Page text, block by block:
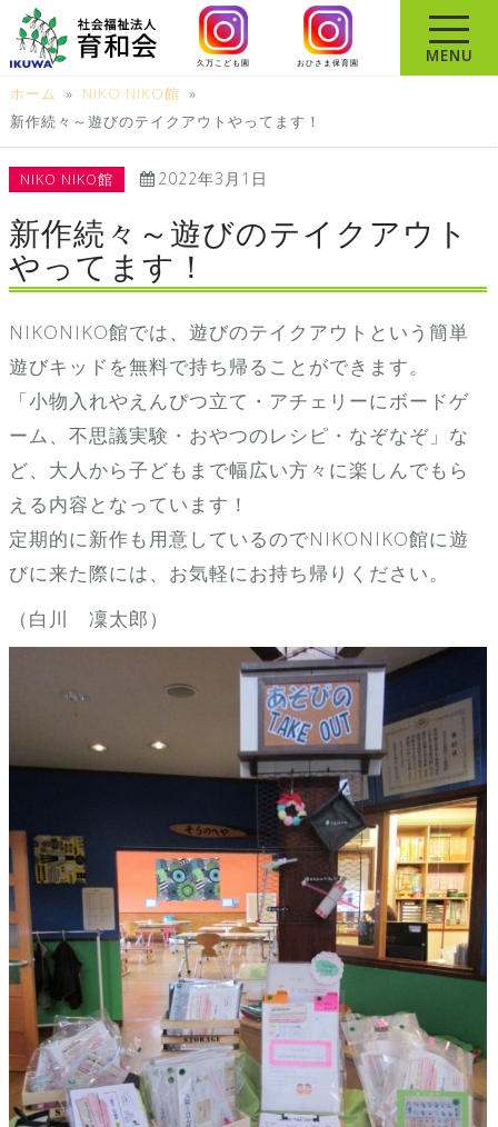
ン
テ
ン
ツ
ス
キ
ッ
プ
久万こども園 おひさま保育園
MENU
ホーム » NIKO NIKO館 »
新作続々～遊びのテイクアウトやってます！
NIKO NIKO館 2022年3月1日
新作続々～遊びのテイクアウト
やってます！
NIKONIKO館では、遊びのテイクアウトという簡単
遊びキッドを無料で持ち帰ることができます。
「小物入れやえんぴつ立て・アチェリーにボードゲ
ーム、不思議実験・おやつのレシピ・なぞなぞ」な
ど、大人から子どもまで幅広い方々に楽しんでもら
える内容となっています！
定期的に新作も用意しているのでNIKONIKO館に遊
びに来た際には、お気軽にお持ち帰りください。
（白川 凜太郎）